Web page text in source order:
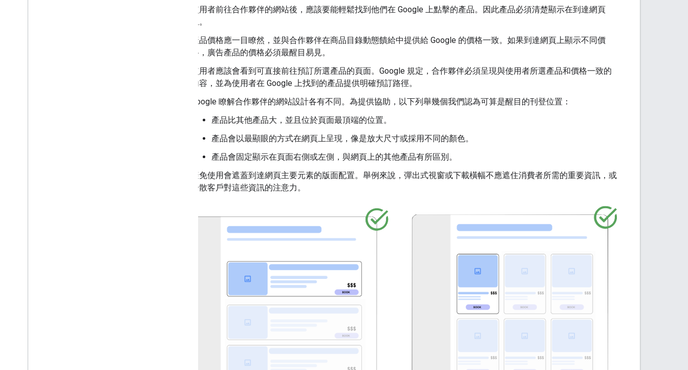
使用者前往合作夥伴的網站後，應該要能輕鬆找到他們在 Google 上點擊的產品。因此產品必須清楚顯示在到達網頁
上。
產品價格應一目瞭然，並與合作夥伴在商品目錄動態饋給中提供給 Google 的價格一致。如果到達網頁上顯示不同價
格，廣告產品的價格必須最醒目易見。
使用者應該會看到可直接前往預訂所選產品的頁面。Google 規定，合作夥伴必須呈現與使用者所選產品和價格一致的
內容，並為使用者在 Google 上找到的產品提供明確預訂路徑。
Google 瞭解合作夥伴的網站設計各有不同。為提供協助，以下列舉幾個我們認為可算是醒目的刊登位置：
產品比其他產品大，並且位於頁面最頂端的位置。
產品會以最顯眼的方式在網頁上呈現，像是放大尺寸或採用不同的顏色。
產品會固定顯示在頁面右側或左側，與網頁上的其他產品有所區別。
避免使用會遮蓋到達網頁主要元素的版面配置。舉例來說，彈出式視窗或下載橫幅不應遮住消費者所需的重要資訊，或
分散客戶對這些資訊的注意力。